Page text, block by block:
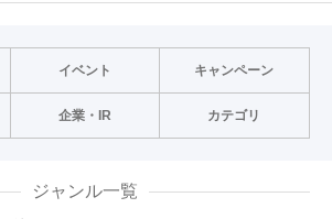
イベント キャンペーン
企業・IR カテゴリ
ジャンル一覧